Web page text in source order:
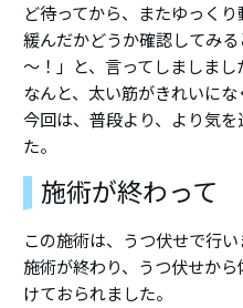
ど待ってから、またゆっくり
緩んだかどうか確認してみ
～！」と、言ってしましまし
なんと、太い筋がきれいにな
今回は、普段より、より気
た。
施術が終わって
この施術は、うつ伏せで行い
施術が終わり、うつ伏せか
けておられました。